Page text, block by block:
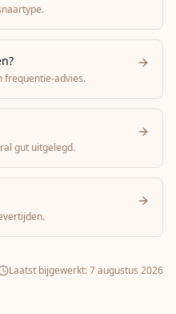
frequentie-advies.
gut uitgelegd.
Laatst bijgewerkt:7 augustus 2026